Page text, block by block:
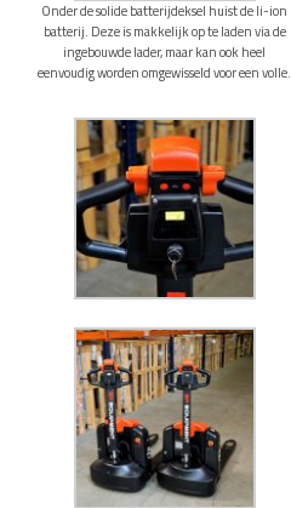
Onder de solide batterijdeksel huist de li-ion
batterij. Deze is makkelijk op te laden via de
ingebouwde lader, maar kan ook heel
eenvoudig worden omgewisseld voor een volle.